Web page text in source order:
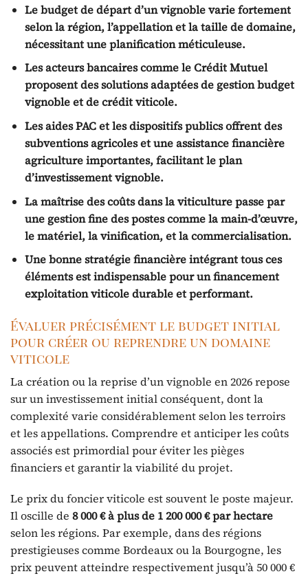
Le budget de départ d’un vignoble varie fortement
selon la région, l’appellation et la taille de domaine,
nécessitant une planification méticuleuse.
Les acteurs bancaires comme le Crédit Mutuel
proposent des solutions adaptées de gestion budget
vignoble et de crédit viticole.
Les aides PAC et les dispositifs publics offrent des
subventions agricoles et une assistance financière
agriculture importantes, facilitant le plan
d’investissement vignoble.
La maîtrise des coûts dans la viticulture passe par
une gestion fine des postes comme la main-d’œuvre,
le matériel, la vinification, et la commercialisation.
Une bonne stratégie financière intégrant tous ces
éléments est indispensable pour un financement
exploitation viticole durable et performant.
Évaluer précisément le budget initial
pour créer ou reprendre un domaine
viticole
La création ou la reprise d’un vignoble en 2026 repose
sur un investissement initial conséquent, dont la
complexité varie considérablement selon les terroirs
et les appellations. Comprendre et anticiper les coûts
associés est primordial pour éviter les pièges
financiers et garantir la viabilité du projet.
Le prix du foncier viticole est souvent le poste majeur.
Il oscille de 8 000 € à plus de 1 200 000 € par hectare
selon les régions. Par exemple, dans des régions
prestigieuses comme Bordeaux ou la Bourgogne, les
prix peuvent atteindre respectivement jusqu’à 50 000 €